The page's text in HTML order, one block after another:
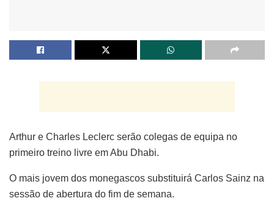
Arthur e Charles Leclerc serão colegas de equipa no
primeiro treino livre em Abu Dhabi.
O mais jovem dos monegascos substituirá Carlos Sainz na
sessão de abertura do fim de semana.